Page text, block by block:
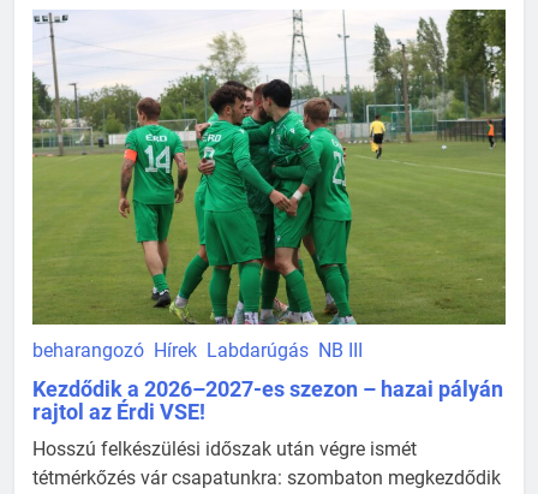
beharangozó Hírek Labdarúgás NB III
Kezdődik a 2026–2027-es szezon – hazai pályán
rajtol az Érdi VSE!
Hosszú felkészülési időszak után végre ismét
tétmérkőzés vár csapatunkra: szombaton megkezdődik